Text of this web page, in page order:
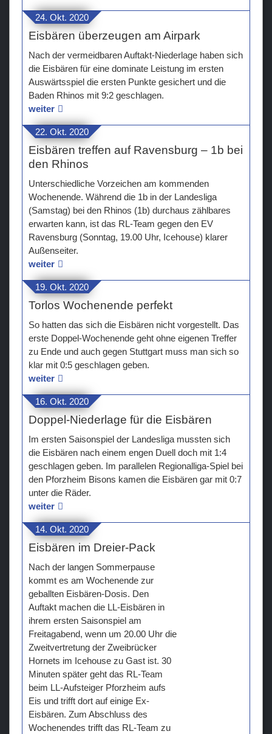
24. Okt. 2020
Eisbären überzeugen am Airpark
Nach der vermeidbaren Auftakt-Niederlage haben sich
die Eisbären für eine dominate Leistung im ersten
Auswärtsspiel die ersten Punkte gesichert und die
Baden Rhinos mit 9:2 geschlagen.
weiter
22. Okt. 2020
Eisbären treffen auf Ravensburg – 1b bei
den Rhinos
Unterschiedliche Vorzeichen am kommenden
Wochenende. Während die 1b in der Landesliga
(Samstag) bei den Rhinos (1b) durchaus zählbares
erwarten kann, ist das RL-Team gegen den EV
Ravensburg (Sonntag, 19.00 Uhr, Icehouse) klarer
Außenseiter.
weiter
19. Okt. 2020
Torlos Wochenende perfekt
So hatten das sich die Eisbären nicht vorgestellt. Das
erste Doppel-Wochenende geht ohne eigenen Treffer
zu Ende und auch gegen Stuttgart muss man sich so
klar mit 0:5 geschlagen geben.
weiter
16. Okt. 2020
Doppel-Niederlage für die Eisbären
Im ersten Saisonspiel der Landesliga mussten sich
die Eisbären nach einem engen Duell doch mit 1:4
geschlagen geben. Im parallelen Regionalliga-Spiel bei
den Pforzheim Bisons kamen die Eisbären gar mit 0:7
unter die Räder.
weiter
14. Okt. 2020
Eisbären im Dreier-Pack
Nach der langen Sommerpause
kommt es am Wochenende zur
geballten Eisbären-Dosis. Den
Auftakt machen die LL-Eisbären in
ihrem ersten Saisonspiel am
Freitagabend, wenn um 20.00 Uhr die
Zweitvertretung der Zweibrücker
Hornets im Icehouse zu Gast ist. 30
Minuten später geht das RL-Team
beim LL-Aufsteiger Pforzheim aufs
Eis und trifft dort auf einige Ex-
Eisbären. Zum Abschluss des
Wochenendes trifft das RL-Team zu